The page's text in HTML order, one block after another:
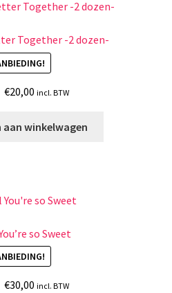
Together -2 dozen-
Oorspronkelijke
€20,00 Huidige
is:
incl. BTW
aan winkelwagen
so Sweet
Oorspronkelijke
€30,00 Huidige
incl. BTW